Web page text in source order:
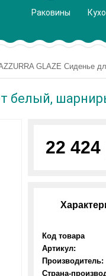
Раковины
GLAZE Сиденье
белый,
22 424
Код товара
Артикул:
Производитель:
Страна-